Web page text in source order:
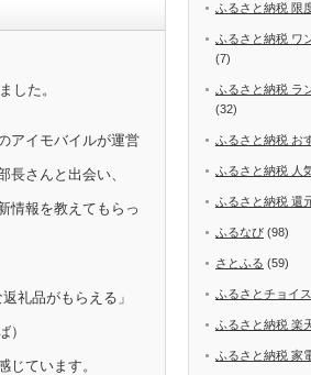
した。
アイモバイルが運営
長さんと出会い、
情報を教えてもらっ
礼品がもらえる」
）
じています。
ふるさと納税 限
ふるさと納税 ワ
(7)
ふるさと納税 ラ
(32)
ふるさと納税 お
ふるさと納税 人
ふるさと納税 還
ふるなび (98)
さとふる (59)
ふるさとチョイス
ふるさと納税 楽
ふるさと納税 家